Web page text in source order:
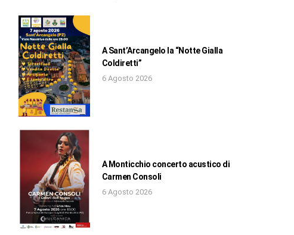
A Sant’Arcangelo la “Notte Gialla
Coldiretti”
6 Agosto 2026
A Monticchio concerto acustico di
Carmen Consoli
6 Agosto 2026